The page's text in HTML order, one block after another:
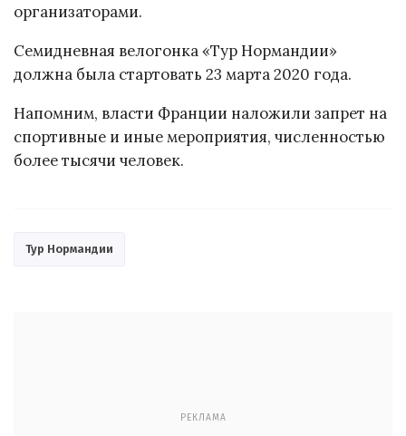
организаторами.
Семидневная велогонка «Тур Нормандии»
должна была стартовать 23 марта 2020 года.
Напомним, власти Франции наложили запрет на
спортивные и иные мероприятия, численностью
более тысячи человек.
Тур Нормандии
РЕКЛАМА